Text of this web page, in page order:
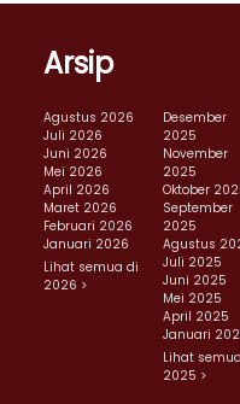
Arsip
Agustus 2026
Juli 2026
Juni 2026
Mei 2026
April 2026
Maret 2026
Februari 2026
Januari 2026
Lihat semua di
2026 >
Desember
2025
November
2025
Oktober
September
2025
Agustus
Juli 2025
Juni 2025
Mei 2025
April 2025
Januari
Lihat
2025 >